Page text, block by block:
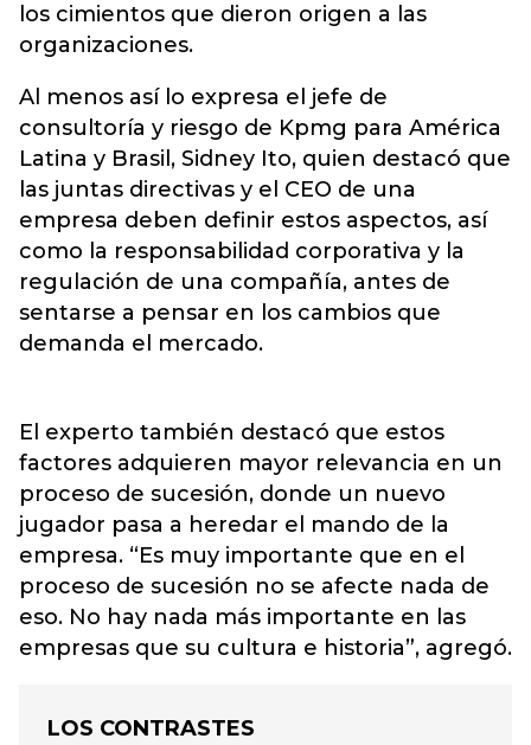
los cimientos que dieron origen a las
organizaciones.
Al menos así lo expresa el jefe de
consultoría y riesgo de Kpmg para América
Latina y Brasil, Sidney Ito, quien destacó que
las juntas directivas y el CEO de una
empresa deben definir estos aspectos, así
como la responsabilidad corporativa y la
regulación de una compañía, antes de
sentarse a pensar en los cambios que
demanda el mercado.
El experto también destacó que estos
factores adquieren mayor relevancia en un
proceso de sucesión, donde un nuevo
jugador pasa a heredar el mando de la
empresa. “Es muy importante que en el
proceso de sucesión no se afecte nada de
eso. No hay nada más importante en las
empresas que su cultura e historia”, agregó.
LOS CONTRASTES